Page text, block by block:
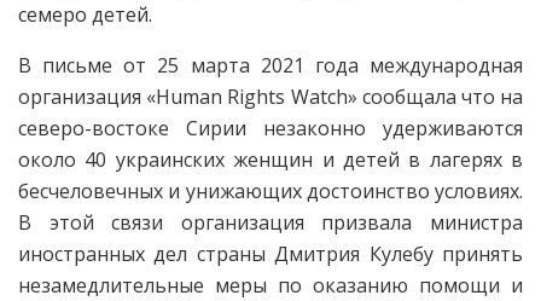
семеро детей.
В письме от 25 марта 2021 года международная
организация «Human Rights Watch» сообщала что на
северо-востоке Сирии незаконно удерживаются
около 40 украинских женщин и детей в лагерях в
бесчеловечных и унижающих достоинство условиях.
В этой связи организация призвала министра
иностранных дел страны Дмитрия Кулебу принять
незамедлительные меры по оказанию помощи и